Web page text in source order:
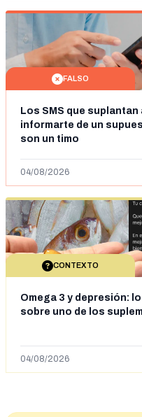
FALSO
Los SMS que
informarte de un
son un timo
04/08/2026
CONTEXTO
Omega 3 y depresión:
sobre uno de los
04/08/2026